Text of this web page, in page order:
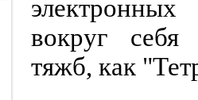
вокруг
тяжб, как